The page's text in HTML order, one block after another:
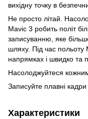
вихідну точку в
Не просто літай.
Mavic 3 робить політ
записуванню, яке
шляху. Під час польоту
напрямках і швидко та
Насолоджуйтеся
Записуйте плавні кадри
Характеристики